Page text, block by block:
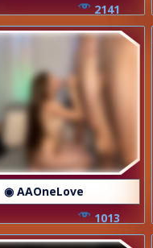
2141
◉ AAOneLove
1013